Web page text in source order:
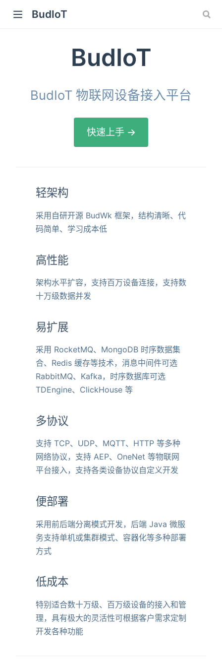
BudIoT
BudIoT
BudIoT 物联网设备接入平台
快速上手 →
轻架构
采用自研开源 BudWk 框架，结构清晰、代
码简单、学习成本低
高性能
架构水平扩容，支持百万设备连接，支持数
十万级数据并发
易扩展
采用 RocketMQ、MongoDB 时序数据集
合、Redis 缓存等技术，消息中间件可选
RabbitMQ、Kafka，时序数据库可选
TDEngine、ClickHouse 等
多协议
支持 TCP、UDP、MQTT、HTTP 等多种
网络协议，支持 AEP、OneNet 等物联网
平台接入，支持各类设备协议自定义开发
便部署
采用前后端分离模式开发，后端 Java 微服
务支持单机或集群模式、容器化等多种部署
方式
低成本
特别适合数十万级、百万级设备的接入和管
理，具有极大的灵活性可根据客户需求定制
开发各种功能